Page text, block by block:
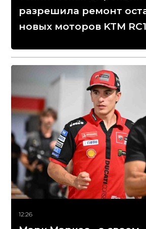
разрешила ремонт
новых моторов KTM
12:26